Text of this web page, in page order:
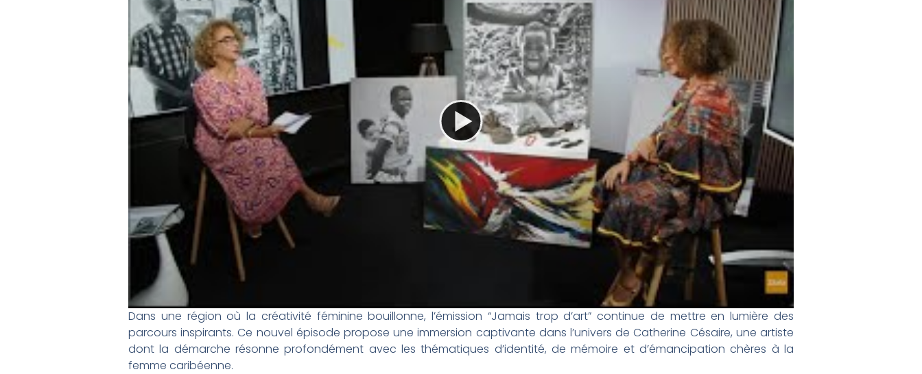
Dans une région où la créativité féminine bouillonne, l’émission “Jamais trop d’art” continue de mettre en lumière des
parcours inspirants. Ce nouvel épisode propose une immersion captivante dans l’univers de Catherine Césaire, une artiste
dont la démarche résonne profondément avec les thématiques d’identité, de mémoire et d’émancipation chères à la
femme caribéenne.